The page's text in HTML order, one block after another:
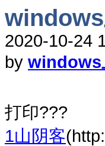
2020-10-24
by windows
打印???
1山阴客